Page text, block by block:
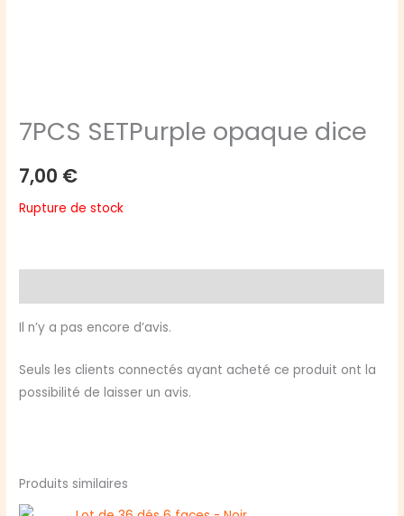
7PCS SETPurple opaque dice
7,00 €
Rupture de stock
Il n’y a pas encore d’avis.
Seuls les clients connectés ayant acheté ce produit ont la
possibilité de laisser un avis.
Produits similaires